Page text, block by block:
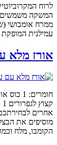
לרוח
המשקה משמשים
ממרח אומבושי
עמילנית
אורז מלא
אחרים
מוסיפים את
הקומבו, מלח